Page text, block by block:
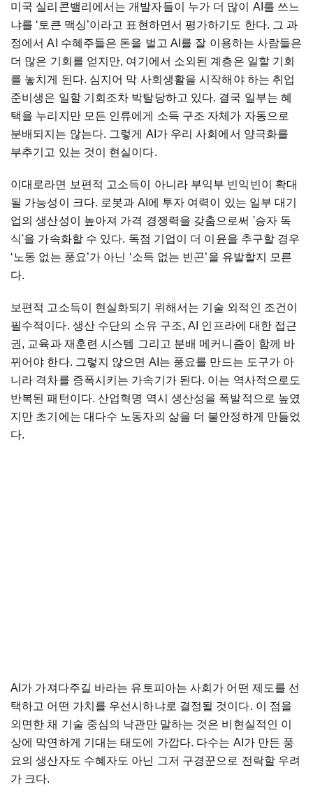
미국 실리콘밸리에서는 개발자들이 누가 더 많이 AI를 쓰느
냐를 ‘토큰 맥싱’이라고 표현하면서 평가하기도 한다. 그 과
정에서 AI 수혜주들은 돈을 벌고 AI를 잘 이용하는 사람들은
더 많은 기회를 얻지만, 여기에서 소외된 계층은 일할 기회
를 놓치게 된다. 심지어 막 사회생활을 시작해야 하는 취업
준비생은 일할 기회조차 박탈당하고 있다. 결국 일부는 혜
택을 누리지만 모든 인류에게 소득 구조 자체가 자동으로
분배되지는 않는다. 그렇게 AI가 우리 사회에서 양극화를
부추기고 있는 것이 현실이다.
이대로라면 보편적 고소득이 아니라 부익부 빈익빈이 확대
될 가능성이 크다. 로봇과 AI에 투자 여력이 있는 일부 대기
업의 생산성이 높아져 가격 경쟁력을 갖춤으로써 '승자 독
식'을 가속화할 수 있다. 독점 기업이 더 이윤을 추구할 경우
‘노동 없는 풍요’가 아닌 ‘소득 없는 빈곤’을 유발할지 모른
다.
보편적 고소득이 현실화되기 위해서는 기술 외적인 조건이
필수적이다. 생산 수단의 소유 구조, AI 인프라에 대한 접근
권, 교육과 재훈련 시스템 그리고 분배 메커니즘이 함께 바
뀌어야 한다. 그렇지 않으면 AI는 풍요를 만드는 도구가 아
니라 격차를 증폭시키는 가속기가 된다. 이는 역사적으로도
반복된 패턴이다. 산업혁명 역시 생산성을 폭발적으로 높였
지만 초기에는 대다수 노동자의 삶을 더 불안정하게 만들었
다.
AI가 가져다주길 바라는 유토피아는 사회가 어떤 제도를 선
택하고 어떤 가치를 우선시하냐로 결정될 것이다. 이 점을
외면한 채 기술 중심의 낙관만 말하는 것은 비현실적인 이
상에 막연하게 기대는 태도에 가깝다. 다수는 AI가 만든 풍
요의 생산자도 수혜자도 아닌 그저 구경꾼으로 전락할 우려
가 크다.